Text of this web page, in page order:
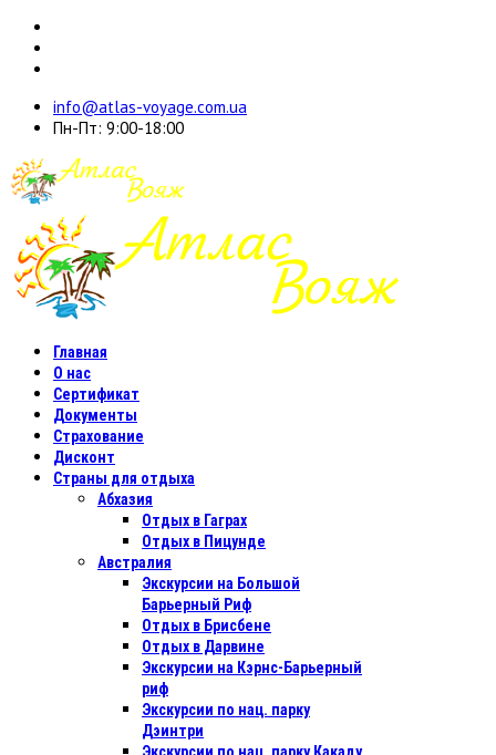
info@atlas-voyage.com.ua
Пн-Пт: 9:00-18:00
Главная
О нас
Сертификат
Документы
Страхование
Дисконт
Страны для отдыха
Абхазия
Отдых в Гаграх
Отдых в Пицунде
Австралия
Экскурсии на Большой
Барьерный Риф
Отдых в Бриcбене
Отдых в Дарвине
Экскурсии на Кэрнс-Барьерный
риф
Экскурсии по нац. парку
Дэинтри